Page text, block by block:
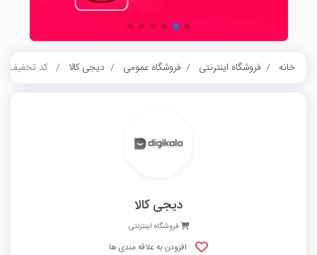
خانه فروشگاه اینترنتی فروشگاه عمومی دیجی کالا کد تخفیف 50 درصدی مربا سوپرمارکت دیجی کالا
دیجی کالا
فروشگاه اینترنتی
افزودن به علاقه مندی ها